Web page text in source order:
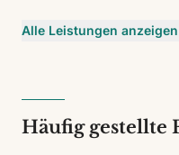
Alle Leistungen anzeigen
Häufig gestellte